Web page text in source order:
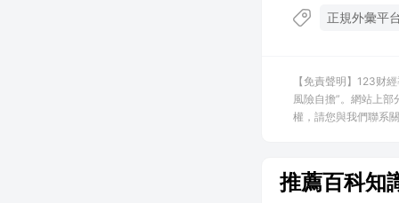
正規外彙平
【免責聲明】123财
風險自擔”。網站上
權，請您與我們聯系
推薦百科知